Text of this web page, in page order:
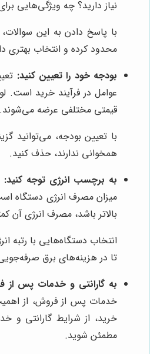
نیاز دارید؟ چه ویژگی‌هایی
با پاسخ دادن به این
محدود کرده و انتخاب بهتری
بودجه خود را تعیین کنید:
عوامل در فرآیند خرید است.
قیمتی مختلفی عرضه می‌شوند.
با تعیین بودجه، می‌توانید
همخوانی ندارند، حذف کنید.
به برچسب انرژی توجه کنید:
میزان مصرف انرژی دستگاه
بالاتر باشد، مصرف انرژی آن
انتخاب دستگاه‌هایی با رتبه
تا در هزینه‌های برق
به گارانتی و خدمات پس از
خدمات پس از فروش، از اهمیت
خرید، از شرایط گارانتی و
مطمئن شوید.